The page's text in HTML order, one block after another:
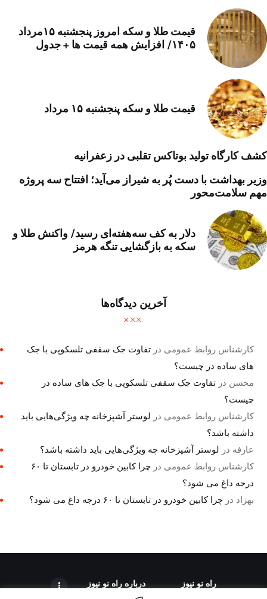
قیمت طلا و سکه امروز پنجشنبه ۱۵مرداد
۱۴۰۵/ افزایش همه قیمت ها + جدول
قیمت طلا و سکه پنجشنبه ۱۵ مرداد
کشف کارگاه تولید بوتاکس تقلبی در زعفرانیه
وزیر بهداشت با دست پُر به شیراز می‌آید؛ افتتاح سه پروژه
مهم سلامت‌محور
دلار به کف سه‌هفته‌ای رسید/ واکنش طلا و
سکه به بازگشایی تنگه هرمز
آخرین دیدگاه‌ها
کارشناس روابط عمومی درتفاوت جک سقفی تلسکوپی با جک
های ساده در چیست؟
محسن درتفاوت جک سقفی تلسکوپی با جک های ساده در
چیست؟
کارشناس روابط عمومی در لوستر آشپزخانه چه ویژگی‌هایی باید
داشته باشد؟
عارفه در لوستر آشپزخانه چه ویژگی‌هایی باید داشته باشد؟
کارشناس روابط عمومی در
چرا کابین خودرو در تابستان تا ۶۰
درجه داغ می شود؟
بهزاد درچرا کابین خودرو در تابستان تا ۶۰ درجه داغ می شود؟
راه نو نیوز درباره راه‌ نو نیوز